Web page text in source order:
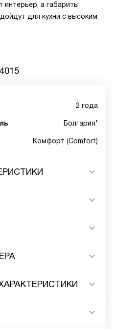
а габариты
для кухни с высоким
2 года
Болгария*
Комфорт (Comfort)